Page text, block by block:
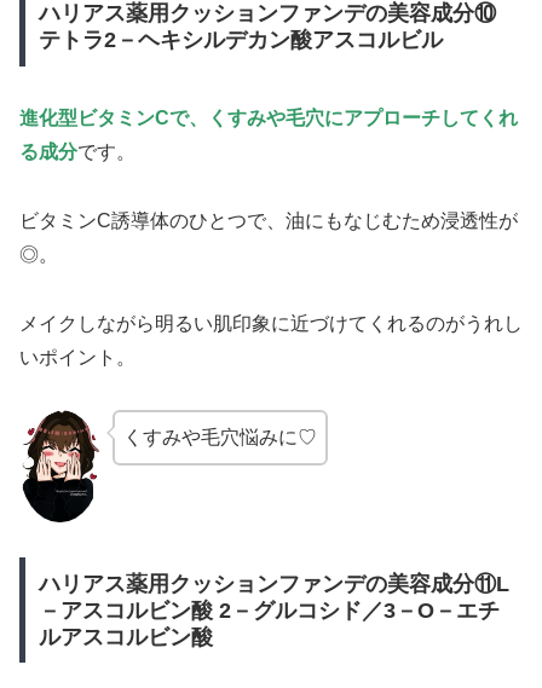
ハリアス薬用クッションファンデの美容成分⑩
テトラ2－ヘキシルデカン酸アスコルビル
進化型ビタミンCで、
くすみや毛穴にアプローチしてくれ
る成分です。
ビタミンC誘導体のひとつで、油にもなじむため浸透性が
◎。
メイクしながら明るい肌印象に近づけてくれるのがうれし
いポイント。
くすみや毛穴悩みに♡
ハリアス薬用クッションファンデの美容成分⑪L
－アスコルビン酸 2－グルコシド／3－O－エチ
ルアスコルビン酸